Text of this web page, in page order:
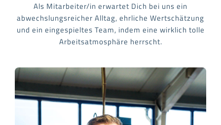
Als Mitarbeiter/in erwartet Dich bei uns ein
abwechslungsreicher Alltag, ehrliche Wertschätzung
und ein eingespieltes Team, indem eine wirklich tolle
Arbeitsatmosphäre herrscht.